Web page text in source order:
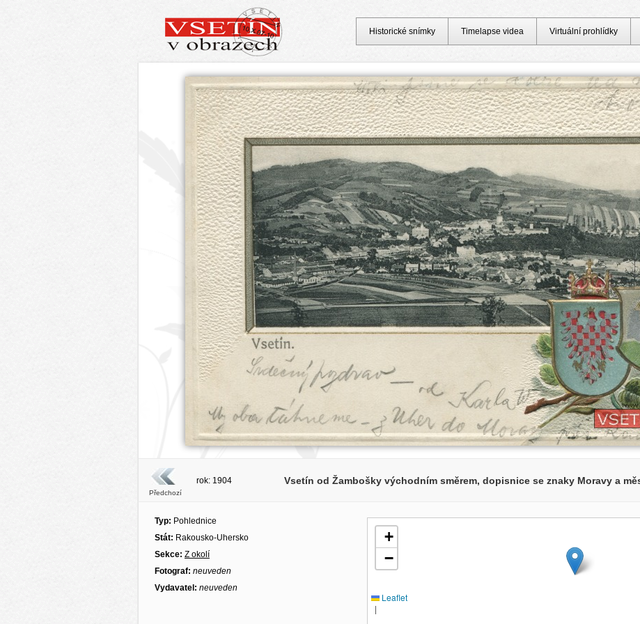
Předchozí
rok: 1904 Vsetín od Žambošky východním směrem, dopisnice se znaky Moravy a
Typ: Pohlednice
Stát: Rakousko-Uhersko
Sekce: Z okolí
Fotograf: neuveden
Vydavatel: neuveden
+
−
Leaflet
|
Historické snímky Timelapse videa Virtuální prohlídky